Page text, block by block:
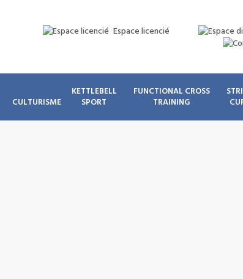
Espace licencié
CULTURISME
KETTLEBELL
SPORT
FUNCTIONAL CROSS
TRAINING